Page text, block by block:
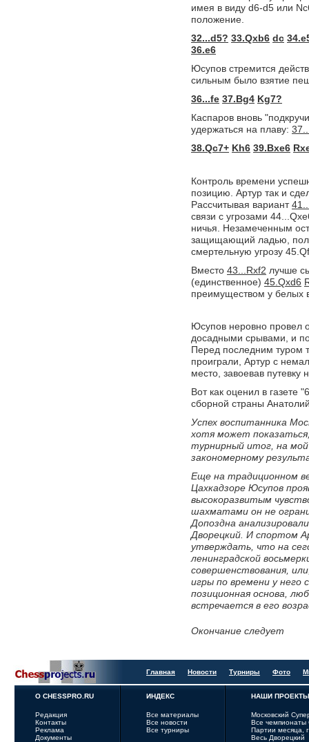
имея в виду d6-d5 или
положение.
32...d5? 33.Qxb6 dc
36.e6
Юсупов стремится
сильным было взятие
36...fe 37.Bg4 Kg7?
Каспаров вновь
удержаться на плаву:
38.Qc7+ Kh6 39.Bxe6
Контроль времени
позицию. Артур так и
Рассчитывая вариант
связи с угрозами
ничья. Незамеченным
защищающий ладью,
смертельную угрозу
Вместо 43...Rxf2 лучше
(единственное) 45.Qxd6
преимуществом у белых
Юсупов неровно провел
досадными срывами, и
Перед последним туром
проиграли, Артур с
место, завоевав
Вот как оценил в газете
сборной страны
Успех воспитанника
хотя может
турнирный итог, на мой
закономерному
Еще на традиционном
Цахкадзоре Юсупов
высокоразвитым
шахматами он не
Допоздна
Дворецкий. И спортом
утверждать, что на
ленинградской
совершенствования,
игры по времени у него
позиционная основа,
встречается в его
Окончание следует
Главная Новости Турниры Фото
О CHESSPRO.RU
Редакция
Контакты
Реклама
Документы
ИНДЕКС
Все материалы
Все новости
Все турниры
НАШИ ПРОЕКТЫ
Московский
Все
Партии месяца,
Весь Дворецкий